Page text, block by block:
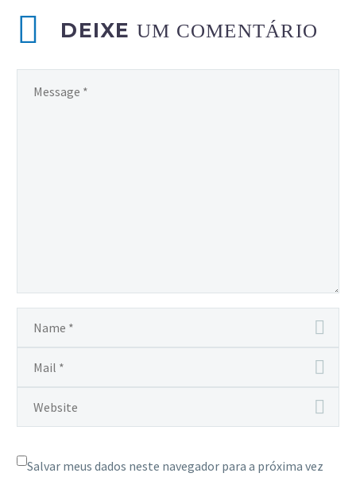
DEIXE UM COMENTÁRIO
Salvar meus dados neste navegador para a próxima vez